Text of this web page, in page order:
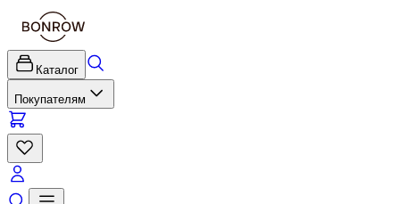
Каталог
Покупателям